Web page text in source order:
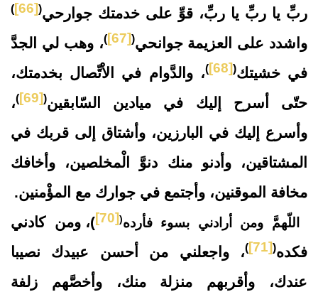
ربِّ يا ربِّ يا ربِّ، قوِّ على خدمتك جوارحي(
[66]
)
واشدد على العزيمة جوانحي(
[67]
)، وهب لي الجدَّ
في خشيتك(
[68]
)، والدَّوام في الاْتِّصال بخدمتك،
حتّى أسرح إليك في ميادين السّابقين(
[69]
)،
وأسرع إليك في البارزين، وأشتاق إلى قربك في
المشتاقين، وأدنو منك دنوَّ الْمخلصين، وأخافك
مخافة الموقنين، وأجتمع في جوارك مع المؤْمنين.
اللّهمَّ ومن أرادني بسوء فأرده(
[70])، ومن كادني
فكده(
[71]
)، واجعلني من أحسن عبيدك نصيبا
عندك، وأقربهم منزلة منك، وأخصَّهم زلفة